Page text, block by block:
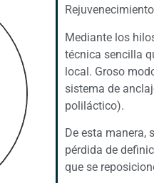
Mediante los
técnica sencilla
local. Groso
sistema de
poliláctico).
De esta manera,
pérdida de
que se